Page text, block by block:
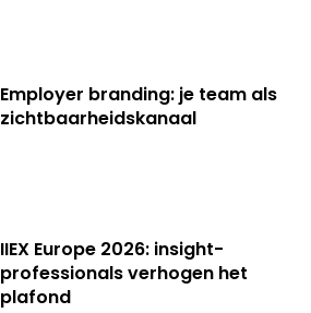
Employer branding: je team als
zichtbaarheidskanaal
IIEX Europe 2026: insight-
professionals verhogen het
plafond